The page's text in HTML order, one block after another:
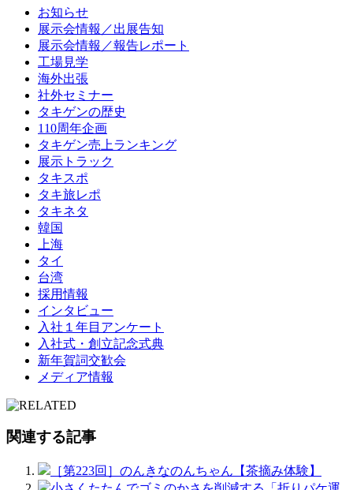
お知らせ
展示会情報／出展告知
展示会情報／報告レポート
工場見学
海外出張
社外セミナー
タキゲンの歴史
110周年企画
タキゲン売上ランキング
展示トラック
タキスポ
タキ旅レポ
タキネタ
韓国
上海
タイ
台湾
採用情報
インタビュー
入社１年目アンケート
入社式・創立記念式典
新年賀詞交歓会
メディア情報
関連する記事
［第223回］のんきなのんちゃん【茶摘み体験】